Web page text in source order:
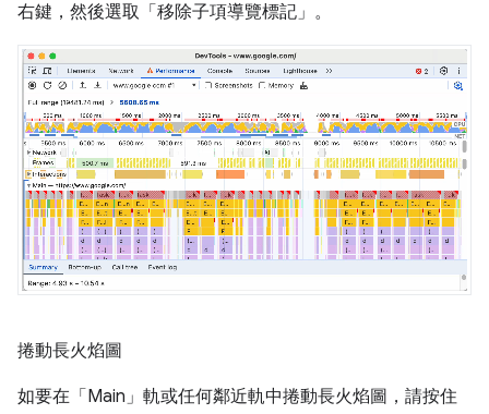
右鍵，然後選取「移除子項導覽標記」 。
捲動長火焰圖
如要在「Main」 軌或任何鄰近軌中捲動長火焰圖，請按住